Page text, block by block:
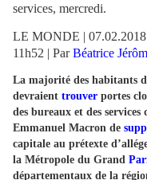
services, mercredi.
LE MONDE | 07.02.2018
11h52 | ParBéatrice
La majorité des habitants
devraient trouver portes
des bureaux et des
Emmanuel Macron de
capitale au prétexte
la Métropole du Grand
départementaux de la